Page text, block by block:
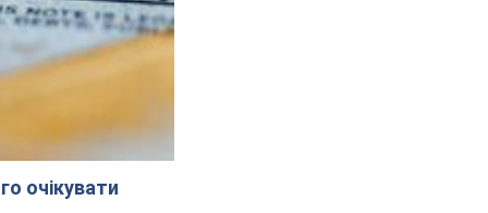
очікувати